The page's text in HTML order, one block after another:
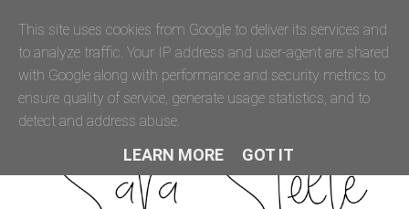
This site uses cookies from Google to deliver its services and
to analyze traffic. Your IP address and user-agent are shared
with Google along with performance and security metrics to
ensure quality of service, generate usage statistics, and to
detect and address abuse.
LEARN MORE GOT IT